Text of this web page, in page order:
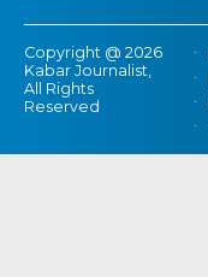
Copyright @ 2026
Kabar Journalist,
All Rights
Reserved